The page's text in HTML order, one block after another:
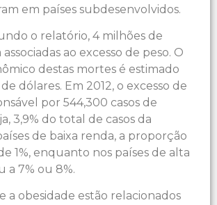
em países subdesenvolvidos.
o relatório, 4 milhões de
ao excesso de peso. O
destas mortes é estimado
dólares. Em 2012, o excesso de
por 544,300 casos de
3,9% do total de casos da
de baixa renda, a proporção
1%, enquanto nos países de alta
a 7% ou 8%.
a obesidade estão relacionados